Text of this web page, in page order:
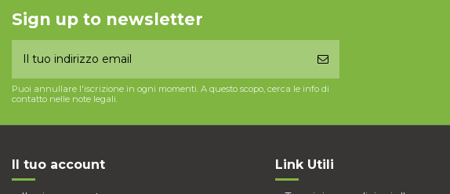
Sign up to newsletter
Puoi annullare l'iscrizione in ogni momenti. A questo scopo, cerca le info di
contatto nelle note legali.
Il tuo account Link Utili